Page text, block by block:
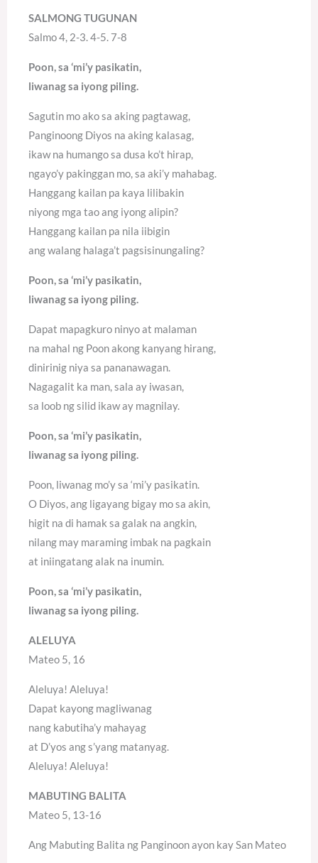
SALMONG TUGUNAN
Salmo 4, 2-3. 4-5. 7-8
Poon, sa ‘mi’y pasikatin,
liwanag sa iyong piling.
Sagutin mo ako sa aking pagtawag,
Panginoong Diyos na aking kalasag,
ikaw na humango sa dusa ko’t hirap,
ngayo’y pakinggan mo, sa aki’y mahabag.
Hanggang kailan pa kaya lilibakin
niyong mga tao ang iyong alipin?
Hanggang kailan pa nila iibigin
ang walang halaga’t pagsisinungaling?
Poon, sa ‘mi’y pasikatin,
liwanag sa iyong piling.
Dapat mapagkuro ninyo at malaman
na mahal ng Poon akong kanyang hirang,
dinirinig niya sa pananawagan.
Nagagalit ka man, sala ay iwasan,
sa loob ng silid ikaw ay magnilay.
Poon, sa ‘mi’y pasikatin,
liwanag sa iyong piling.
Poon, liwanag mo’y sa ‘mi’y pasikatin.
O Diyos, ang ligayang bigay mo sa akin,
higit na di hamak sa galak na angkin,
nilang may maraming imbak na pagkain
at iniingatang alak na inumin.
Poon, sa ‘mi’y pasikatin,
liwanag sa iyong piling.
ALELUYA
Mateo 5, 16
Aleluya! Aleluya!
Dapat kayong magliwanag
nang kabutiha’y mahayag
at D’yos ang s’yang matanyag.
Aleluya! Aleluya!
MABUTING BALITA
Mateo 5, 13-16
Ang Mabuting Balita ng Panginoon ayon kay San Mateo